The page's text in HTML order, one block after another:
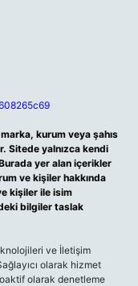
kurum veya şahıs
Sitede yalnızca kendi
yer alan içerikler
ve kişiler hakkında
kişiler ile isim
bilgiler taslak
ve İletişim
olarak hizmet
olarak denetleme